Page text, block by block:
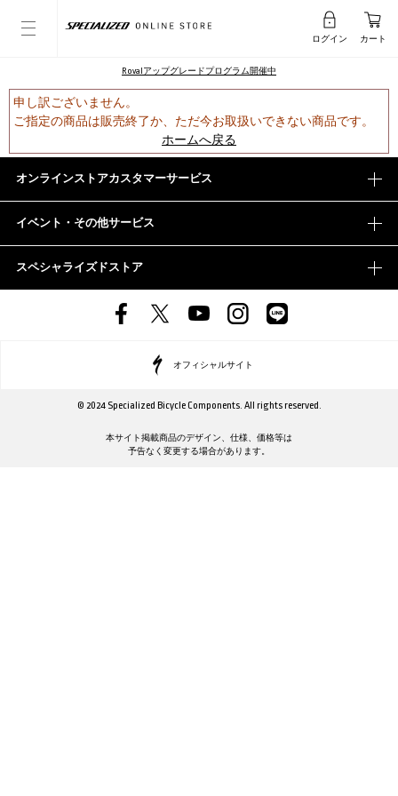
ログイン カート
Rovalアップグレードプログラム開催中
申し訳ございません。
ご指定の商品は販売終了か、ただ今お取扱いできない商品です。
ホームへ戻る
オンラインストアカスタマーサービス
イベント・その他サービス
スペシャライズドストア
オフィシャルサイト
© 2024 Specialized Bicycle Components. All rights reserved.
本サイト掲載商品のデザイン、仕様、価格等は
予告なく変更する場合があります。